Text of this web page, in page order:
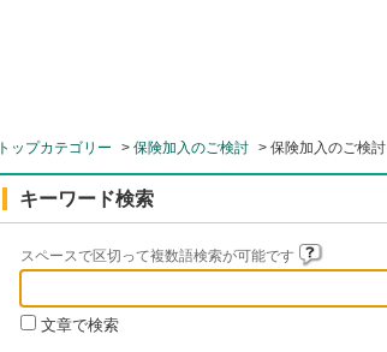
トップカテゴリー > 保険加入のご検討 > 保険加入のご検討
キーワード検索
スペースで区切って複数語検索が可能です
文章で検索